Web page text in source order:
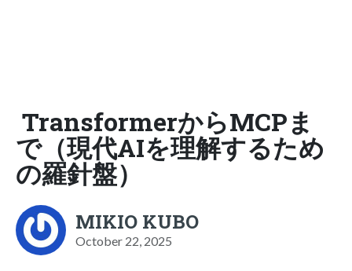
TransformerからMCPま
で（現代AIを理解するため
の羅針盤）
MIKIO KUBO
October 22, 2025